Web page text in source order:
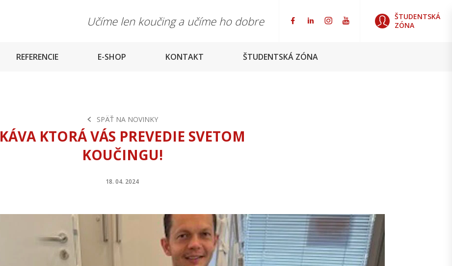
Učíme len koučing a učíme ho dobre
ŠTUDENTSKÁ
ZÓNA
REFERENCIE E-SHOP KONTAKT ŠTUDENTSKÁ ZÓNA
SPÄŤ NA NOVINKY
KÁVA KTORÁ VÁS PREVEDIE SVETOM
KOUČINGU!
18. 04. 2024